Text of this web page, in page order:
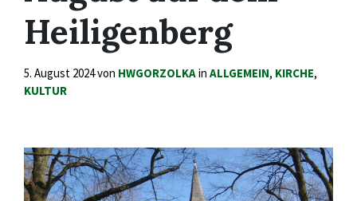
Heiligenberg
5. August 2024von HWGORZOLKAin ALLGEMEIN, KIRCHE,
KULTUR